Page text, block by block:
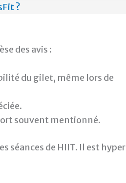
?
des avis :
du gilet, même lors de
souvent mentionné.
séances de HIIT. Il est hyper